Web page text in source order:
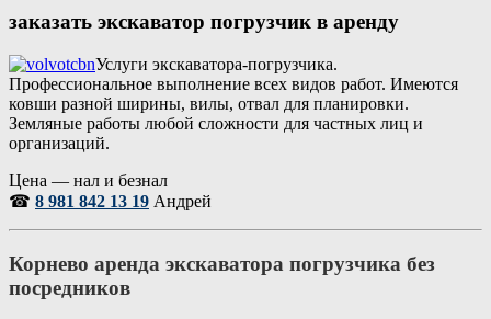
заказать экскаватор погрузчик в аренду
Услуги экскаватора-погрузчика.
Профессиональное выполнение всех видов работ. Имеются
ковши разной ширины, вилы, отвал для планировки.
Земляные работы любой сложности для частных лиц и
организаций.
Цена — нал и безнал
☎ 8 981 842 13 19 Андрей
Корнево аренда экскаватора погрузчика без
посредников